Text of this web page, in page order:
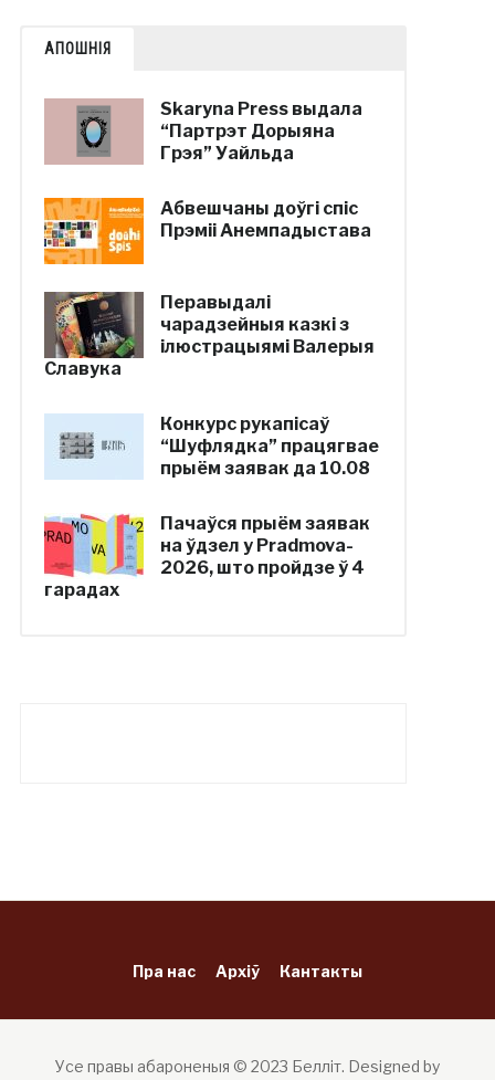
АПОШНІЯ
Skaryna Press выдала
“Партрэт Дорыяна
Грэя” Уайльда
Абвешчаны доўгі спіс
Прэміі Анемпадыстава
Перавыдалі
чарадзейныя казкі з
ілюстрацыямі Валерыя
Славука
Конкурс рукапісаў
“Шуфлядка” працягвае
прыём заявак да 10.08
Пачаўся прыём заявак
на ўдзел у Pradmova-
2026, што пройдзе ў 4
гарадах
Пра нас Архіў Кантакты
Усе правы абароненыя © 2023 Белліт. Designed by